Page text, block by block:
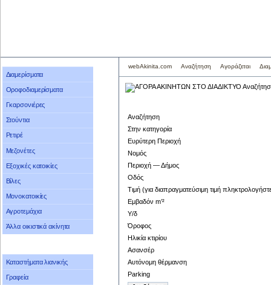
Διαμερίσματα
Οροφοδιαμερίσματα
Γκαρσονιέρες
Στούντια
Ρετιρέ
Μεζονέτες
Εξοχικές κατοικίες
Βίλες
Μονοκατοικίες
Αγροτεμάχια
Άλλα οικιστικά ακίνητα
Καταστήματα λιανικής
Γραφεία
webAkinita.com Αναζήτηση Αγοράζεται
Αναζήτηση
Στην κατηγορία
Ευρύτερη Περιοχή
Νομός
Περιοχή — Δήμος
Οδός
Τιμή (για διαπραγματεύσιμη τιμή
Εμβαδόν m’²
Υ/δ
Όροφος
Ηλικία κτιρίου
Ασανσέρ
Αυτόνομη θέρμανση
Parking